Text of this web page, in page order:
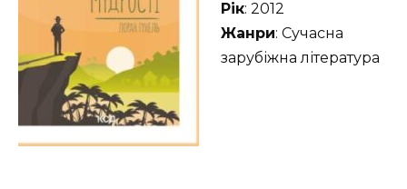
Рік: 2012
Жанри: Сучасна
зарубіжна література